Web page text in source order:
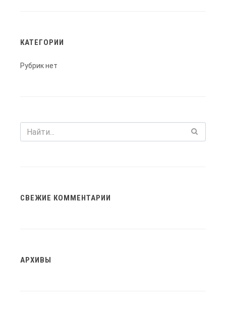
КАТЕГОРИИ
Рубрик нет
СВЕЖИЕ КОММЕНТАРИИ
АРХИВЫ